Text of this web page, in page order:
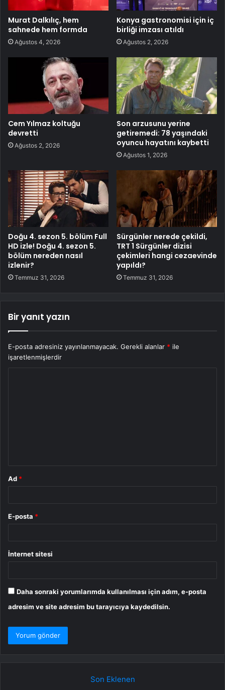
Murat Dalkılıç, hem
sahnede hem formda
Ağustos 4, 2026
Konya gastronomisi için iç
birliği imzası atıldı
Ağustos 2, 2026
Cem Yılmaz koltuğu
devretti
Ağustos 2, 2026
Son arzusunu yerine
getiremedi: 78 yaşındaki
oyuncu hayatını kaybetti
Ağustos 1, 2026
Doğu 4. sezon 5. bölüm Full
HD izle! Doğu 4. sezon 5.
bölüm nereden nasıl
izlenir?
Temmuz 31, 2026
Sürgünler nerede çekildi,
TRT 1 Sürgünler dizisi
çekimleri hangi cezaevinde
yapıldı?
Temmuz 31, 2026
Bir yanıt yazın
E-posta adresiniz yayınlanmayacak. Gerekli alanlar * ile
işaretlenmişlerdir
Ad *
E-posta *
İnternet sitesi
Daha sonraki yorumlarımda kullanılması için adım, e-posta
adresim ve site adresim bu tarayıcıya kaydedilsin.
Son Eklenen